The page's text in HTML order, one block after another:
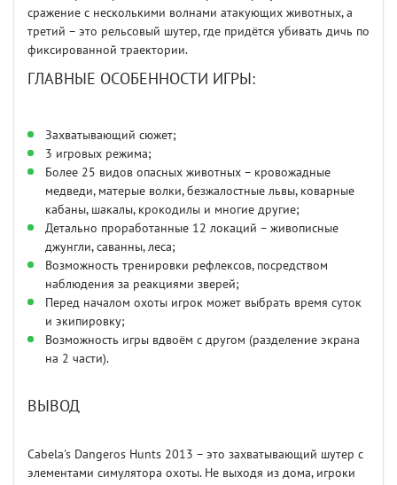
сражение с несколькими волнами атакующих животных, а
третий – это рельсовый шутер, где придётся убивать дичь по
фиксированной траектории.
ГЛАВНЫЕ ОСОБЕННОСТИ ИГРЫ:
Захватывающий сюжет;
3 игровых режима;
Более 25 видов опасных животных – кровожадные
медведи, матерые волки, безжалостные львы, коварные
кабаны, шакалы, крокодилы и многие другие;
Детально проработанные 12 локаций – живописные
джунгли, саванны, леса;
Возможность тренировки рефлексов, посредством
наблюдения за реакциями зверей;
Перед началом охоты игрок может выбрать время суток
и экипировку;
Возможность игры вдвоём с другом (разделение экрана
на 2 части).
ВЫВОД
Cabela's Dangeros Hunts 2013 – это захватывающий шутер с
элементами симулятора охоты. Не выходя из дома, игроки